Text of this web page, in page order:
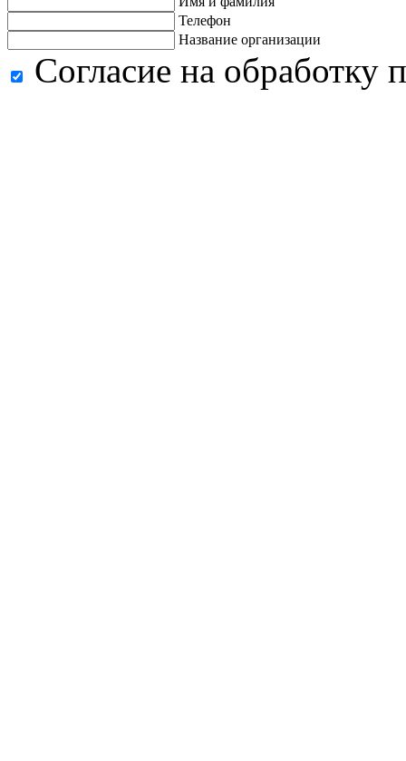
Телефон
Название организации
Согласие на обработку